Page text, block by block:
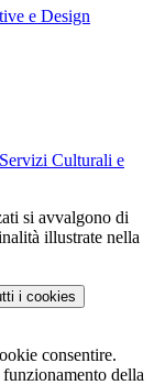
e Design
Culturali e
si avvalgono di
illustrate nella
i cookies
consentire.
della